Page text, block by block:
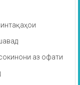
аз офати